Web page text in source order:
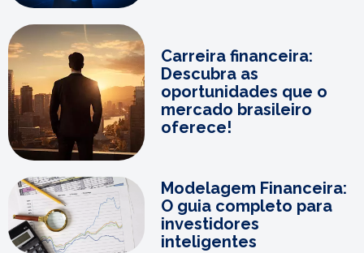
Carreira financeira:
Descubra as
oportunidades que o
mercado brasileiro
oferece!
Modelagem Financeira:
O guia completo para
investidores
inteligentes